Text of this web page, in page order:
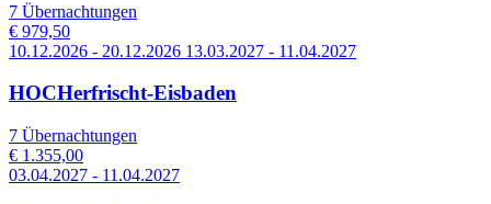
7 Übernachtungen
€ 979,50
10.12.2026 - 20.12.2026 13.03.2027 - 11.04.2027
HOCHerfrischt-Eisbaden
7 Übernachtungen
€ 1.355,00
03.04.2027 - 11.04.2027